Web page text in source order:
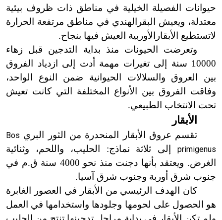
حيوانات الفصيلة الخيلية في مناطق ذات ظروف بيئية
معتدلة، ويعيش البقرالهندي في مناطق مرتفعة الحرارة
لاتستطيع الأبقار
الأوربية العيش فيها بنجاح.
وتعرضت الحيونات منذ بداية التدجين قبل زهاء
10000 سنة إلى تغيرات مهمة أدت إلى ازدياد الفروق
بين العروق والسلالات الحيوانية ضمن النوع الواحد،
وفاقت الفروق بين الأنواع المختلفة التي كانت تعيش
تحت الانتخاب الطبيعي.
الأبقار
تقسم عروق الأبقار المنحدرة من الثور البري Bos
primigenus إلى ثلاثة نماذج: الحليب، واللحم، وثنائية
الغرض. ويعتقد بأنها دجنت منذ نحو 4000 سنة ق.م في
جنوب شرق أوربة وجنوب شرق آسيا.
كان الهدف الرئيسي من الأبقار في العصور الغابرة
هو الحصول على لحومها وجلودها واستخدامها في العمل